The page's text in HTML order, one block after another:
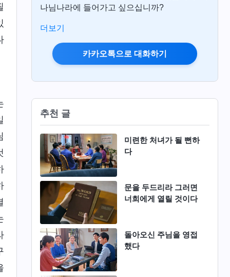
나님나라에 들어가고 싶으십니까?
더보기
카카오톡으로 대화하기
추천 글
미련한 처녀가 될 뻔하
다
문을 두드리라 그러면
너희에게 열릴 것이다
돌아오신 주님을 영접
했다